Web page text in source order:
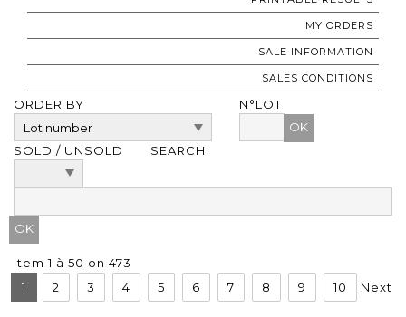
MY ORDERS
SALE INFORMATION
SALES CONDITIONS
ORDER BY
N°LOT
OK
SOLD / UNSOLD
SEARCH
Item 1 à 50 on 473
1
2 3 4 5 6 7 8 9 10 Next